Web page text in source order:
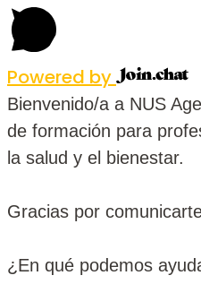
Powered by
Bienvenido/a a NUS
de formación para
la salud y el bienestar.
Gracias por
¿En qué podemos